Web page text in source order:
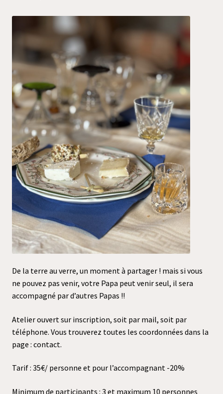
De la terre au verre, un moment à partager ! mais si vous
ne pouvez pas venir, votre Papa peut venir seul, il sera
accompagné par d’autres Papas !!
Atelier ouvert sur inscription, soit par mail, soit par
téléphone. Vous trouverez toutes les coordonnées dans la
page : contact.
Tarif : 35€/ personne et pour l’accompagnant -20%
Minimum de participants : 3 et maximum 10 personnes